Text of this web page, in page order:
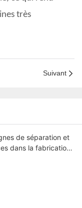
très
Suivant
de séparation et
dans la fabrication